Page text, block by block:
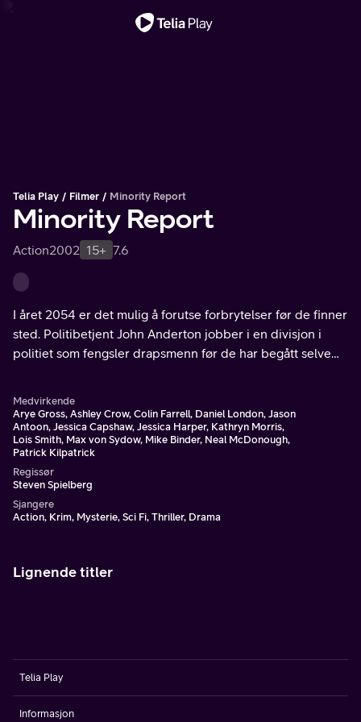
Telia Play Filmer Minority Report
Minority Report
Action2002 15+ 7.6
I året 2054 er det mulig å forutse forbrytelser før de finner
sted. Politibetjent John Anderton jobber i en divisjon i
politiet som fengsler drapsmenn før de har begått selve
Medvirkende
Arye Gross, Ashley Crow, Colin Farrell, Daniel London, Jason
Antoon, Jessica Capshaw, Jessica Harper, Kathryn Morris,
Lois Smith, Max von Sydow, Mike Binder, Neal McDonough,
Patrick Kilpatrick
Regissør
Steven Spielberg
Sjangere
Action, Krim, Mysterie, Sci Fi, Thriller, Drama
Lignende titler
Telia Play
Informasjon